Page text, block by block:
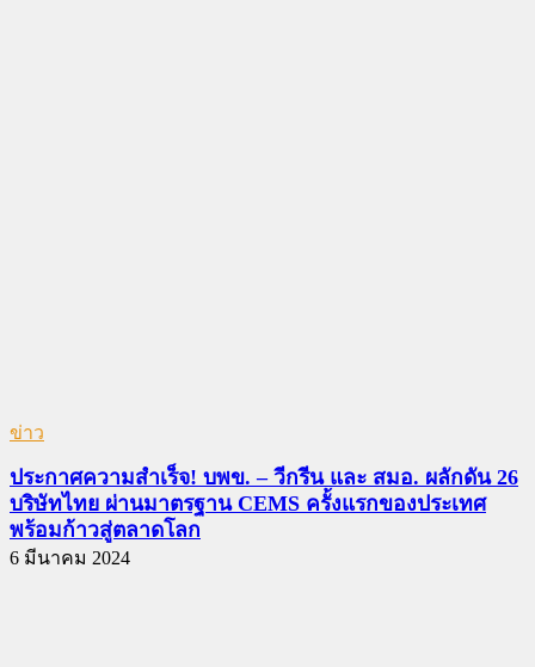
ข่าว
ประกาศความสำเร็จ! บพข. – วีกรีน และ สมอ. ผลักดัน 26
บริษัทไทย ผ่านมาตรฐาน CEMS ครั้งแรกของประเทศ
พร้อมก้าวสู่ตลาดโลก
6 มีนาคม 2024